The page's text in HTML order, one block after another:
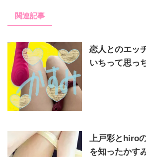
関連記事
恋人とのエッ
いちって思っ
上戸彩とhiro
を知ったかす